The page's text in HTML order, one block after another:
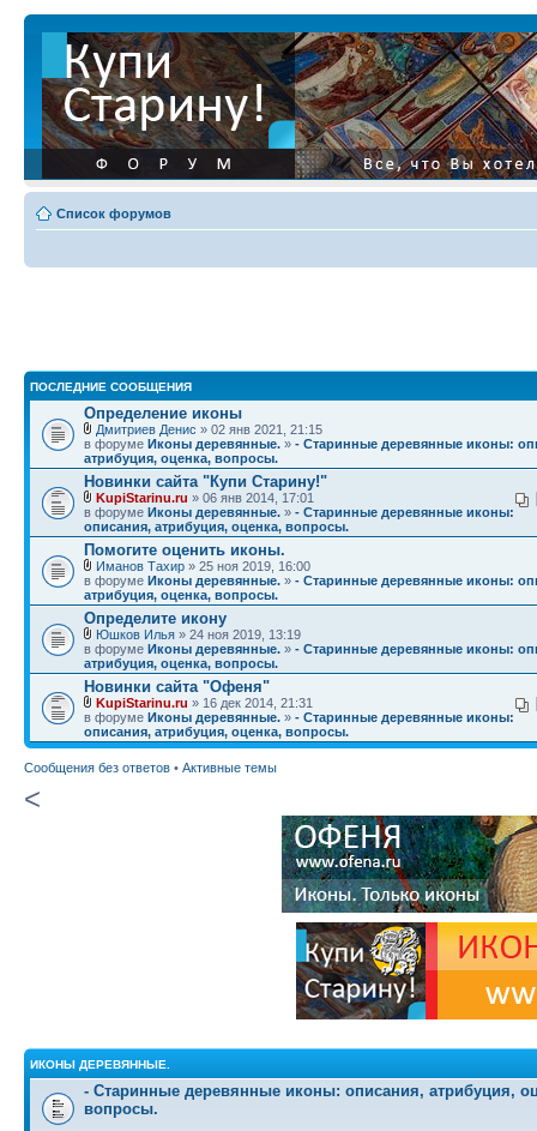
Список форумов
ПОСЛЕДНИЕ СООБЩЕНИЯ
Определение иконы
Дмитриев Денис » 02 янв 2021, 21:15
в форуме Иконы деревянные. » - Старинные деревянные иконы:
атрибуция, оценка, вопросы.
Новинки сайта "Купи Старину!"
KupiStarinu.ru » 06 янв 2014, 17:01
в форуме Иконы деревянные. » - Старинные деревянные иконы:
описания, атрибуция, оценка, вопросы.
Помогите оценить иконы.
Иманов Тахир » 25 ноя 2019, 16:00
в форуме Иконы деревянные. » - Старинные деревянные иконы:
атрибуция, оценка, вопросы.
Определите икону
Юшков Илья » 24 ноя 2019, 13:19
в форуме Иконы деревянные. » - Старинные деревянные иконы:
атрибуция, оценка, вопросы.
Новинки сайта "Офеня"
KupiStarinu.ru » 16 дек 2014, 21:31
в форуме Иконы деревянные. » - Старинные деревянные иконы:
описания, атрибуция, оценка, вопросы.
Сообщения без ответов • Активные темы
<
ИКОНЫ ДЕРЕВЯННЫЕ.
- Старинные деревянные иконы: описания, атрибуция,
вопросы.